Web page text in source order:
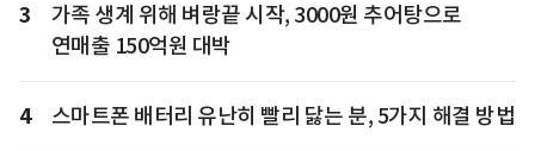
3
가족 생계 위해 벼랑끝 시작, 3000원 추어탕으로
연매출 150억원 대박
4 스마트폰 배터리 유난히 빨리 닳는 분, 5가지 해결 방법